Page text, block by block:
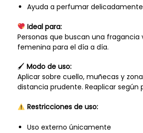
Ayuda a perfumar
Ideal para:
Personas que buscan una fragancia
femenina para el día a día.
🖌 Modo de uso:
Aplicar sobre cuello, muñecas y
distancia prudente. Reaplicar según
Restricciones de uso:
Uso externo únicamente